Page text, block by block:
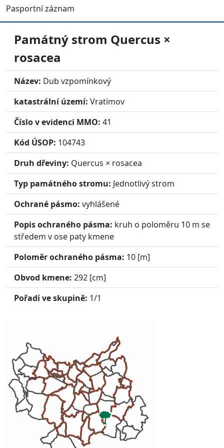
Pasportní záznam
Památný strom Quercus ×
rosacea
Název: Dub vzpomínkový
katastrální území: Vratimov
Číslo v evidenci MMO: 41
Kód ÚSOP: 104743
Druh dřeviny: Quercus × rosacea
Typ památného stromu: Jednotlivý strom
Ochrané pásmo: vyhlášené
Popis ochraného pásma: kruh o poloměru 10 m se
středem v ose paty kmene
Poloměr ochraného pásma: 10 [m]
Obvod kmene: 292 [cm]
Pořadí ve skupině: 1/1